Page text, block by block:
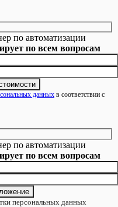
по автоматизации
по всем вопросам
данных в соответствии с
по автоматизации
по всем вопросам
персональных данных